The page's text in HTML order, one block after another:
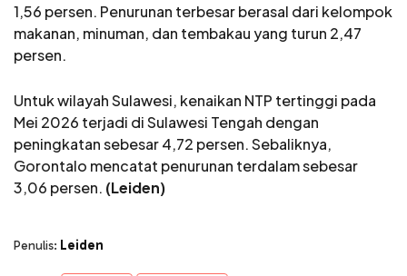
1,56 persen. Penurunan terbesar berasal dari kelompok
makanan, minuman, dan tembakau yang turun 2,47
persen.
Untuk wilayah Sulawesi, kenaikan NTP tertinggi pada
Mei 2026 terjadi di Sulawesi Tengah dengan
peningkatan sebesar 4,72 persen. Sebaliknya,
Gorontalo mencatat penurunan terdalam sebesar
3,06 persen. (Leiden)
Penulis: Leiden